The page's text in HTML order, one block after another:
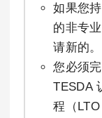
如果您
的非专
请新的。
您必须
TESDA
程（